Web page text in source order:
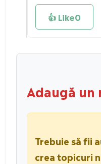
👍 Like0
Adaugă un
Trebuie să fii
crea topicuri